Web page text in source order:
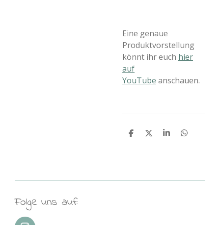
Eine genaue
Produktvorstellung
könnt ihr euch hier
auf
YouTube anschauen.
T
T
T
T
Folge uns auf: